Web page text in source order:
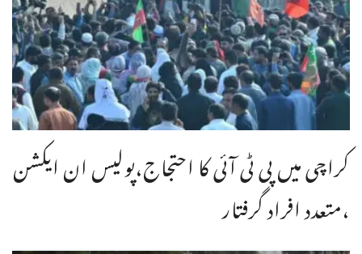
کراچی میں پی ٹی آئی کا احتجاج،پولیس ان ایکشن
،متعدد افراد گرفتار